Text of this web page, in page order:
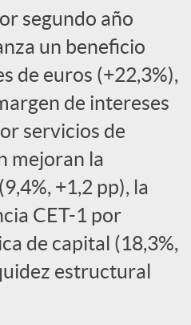
segundo año
un beneficio
de euros (+22,3%),
de intereses
servicios de
mejoran la
+1,2 pp), la
CET-1 por
de capital (18,3%,
estructural